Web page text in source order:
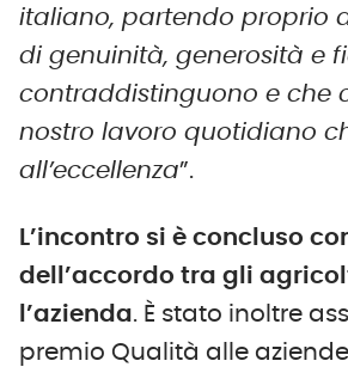
italiano, partendo proprio
di genuinità, generosità e
contraddistinguono e che
nostro lavoro quotidiano
all’eccellenza”.
L’incontro si è concluso
dell’accordo tra gli
l’azienda. È stato inoltre
premio Qualità alle